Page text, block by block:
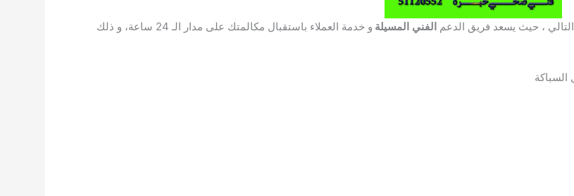
التالي ، حيث يسعد فريق الدعم الفني المسيلة
و خدمة العملاء باستقبال مكالمتك على مدار الـ 24 ساعة، و ذلك